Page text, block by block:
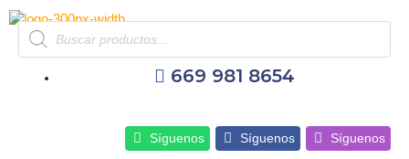
contenido
Products
search
669 981 8654
Síguenos Síguenos Síguenos